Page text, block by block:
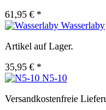
61,95 € *
Wasserlaby
Artikel auf Lager.
35,95 € *
N5-10
Versandkostenfreie